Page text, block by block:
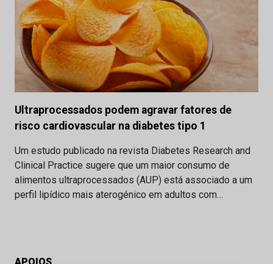
Ultraprocessados podem agravar fatores de
risco cardiovascular na diabetes tipo 1
Um estudo publicado na revista Diabetes Research and
Clinical Practice sugere que um maior consumo de
alimentos ultraprocessados (AUP) está associado a um
perfil lipídico mais aterogénico em adultos com…
APOIOS